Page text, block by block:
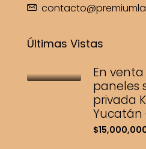
Últimas Vistas
En
paneles
privada
Yucatán